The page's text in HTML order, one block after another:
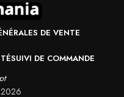
DE VENTE
SUIVI DE COMMANDE
2026